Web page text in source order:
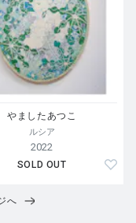
やましたあつこ
ルシア
2022
SOLD OUT
へ